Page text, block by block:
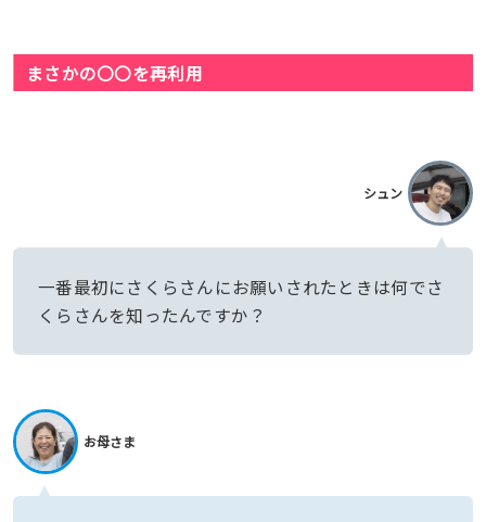
まさかの〇〇を再利用
シュン
一番最初にさくらさんにお願いされたときは何でさ
くらさんを知ったんですか？
お母さま